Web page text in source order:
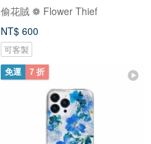
偷花賊 ❁ Flower Thief
NT$ 600
可客製
免運 7 折